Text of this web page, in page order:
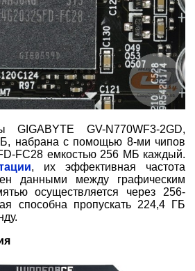
GIGABYTE GV-N770WF3-2GD,
набрана с помощью 8-ми чипов
FC28 емкостью 256 МБ каждый.
, их эффективная частота
данными между графическим
осуществляется через 256-
способна пропускать 224,4 ГБ